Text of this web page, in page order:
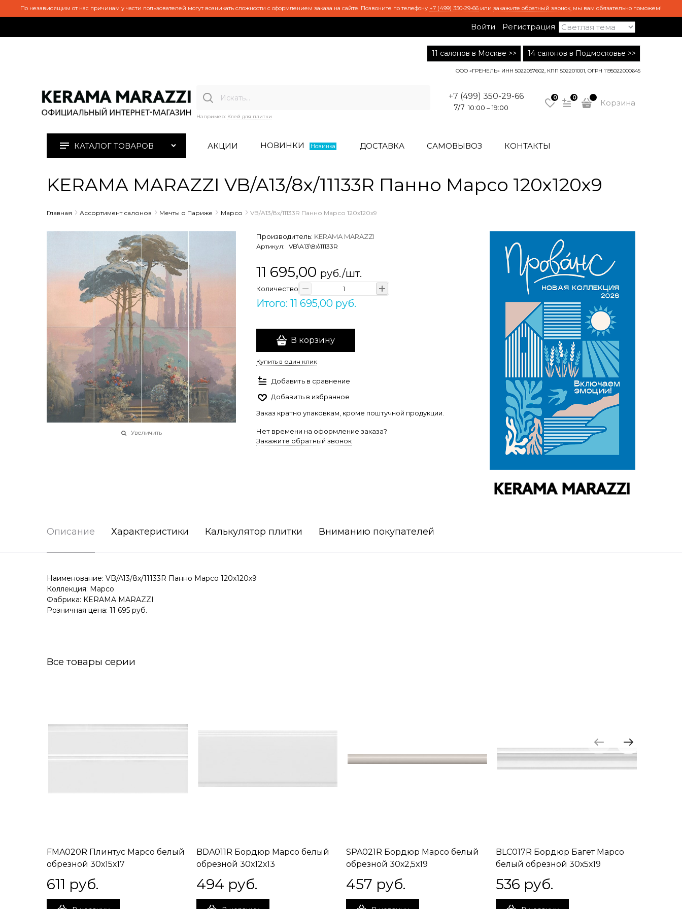
По независящим от нас причинам у части пользователей могут возникать сложности с оформлением заказа на сайте. Позвоните по телефону +7 (499) 350-29-66 или закажите обратный звонок, мы вам обязательно поможем!
Войти Регистрация
11 салонов в Москве >> 14 салонов в Подмосковье >>
ООО «ГРЕНЕЛЬ» ИНН 5022057602, КПП 502201001, ОГРН 1195022000645
Например: Клей для плитки
+7 (499) 350-29-66
7/7 10:00 – 19:00
0 0
Корзина
КАТАЛОГ ТОВАРОВ АКЦИИ НОВИНКИ Новинка ДОСТАВКА САМОВЫВОЗ КОНТАКТЫ
KERAMA MARAZZI VB/A13/8x/11133R Панно Марсо 120х120х9
Главная Ассортимент салонов Мечты о Париже Марсо VB/A13/8x/11133R Панно Марсо 120х120х9
Увеличить
Производитель: KERAMA MARAZZI
Артикул: VB\A13\8x\11133R
11 695,00 руб./шт.
Количество
Итого: 11 695,00 руб.
В корзину
Купить в один клик
Добавить в сравнение
Добавить в избранное
Заказ кратно упаковкам, кроме поштучной продукции.
Нет времени на оформление заказа?
Закажите обратный звонок
Описание Характеристики Калькулятор плитки Вниманию покупателей
Наименование: VB/A13/8x/11133R Панно Марсо 120х120х9
Коллекция: Марсо
Фабрика: KERAMA MARAZZI
Розничная цена: 11 695 руб.
Все товары серии
FMA020R Плинтус Марсо белый
обрезной 30х15х17
611 руб.
BDA011R Бордюр Марсо белый
обрезной 30х12х13
494 руб.
SPA021R Бордюр Марсо белый
обрезной 30х2,5х19
457 руб.
BLC017R Бордюр Багет Марсо
белый обрезной 30х5х19
536 руб.